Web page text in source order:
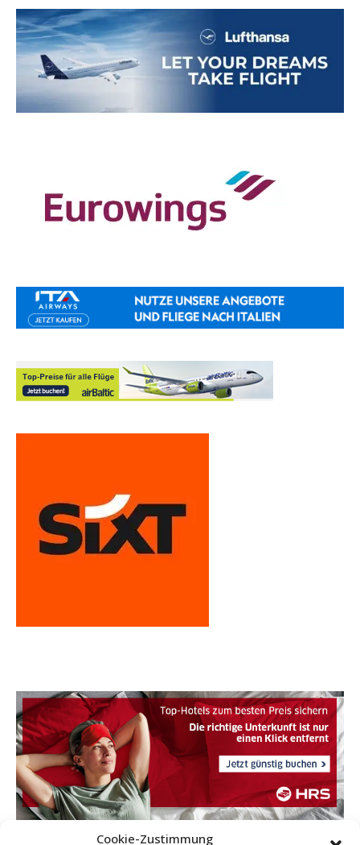
Cookie-Zustimmung